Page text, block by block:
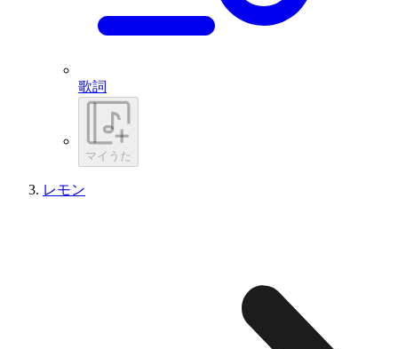
歌詞
マイうた
レモン